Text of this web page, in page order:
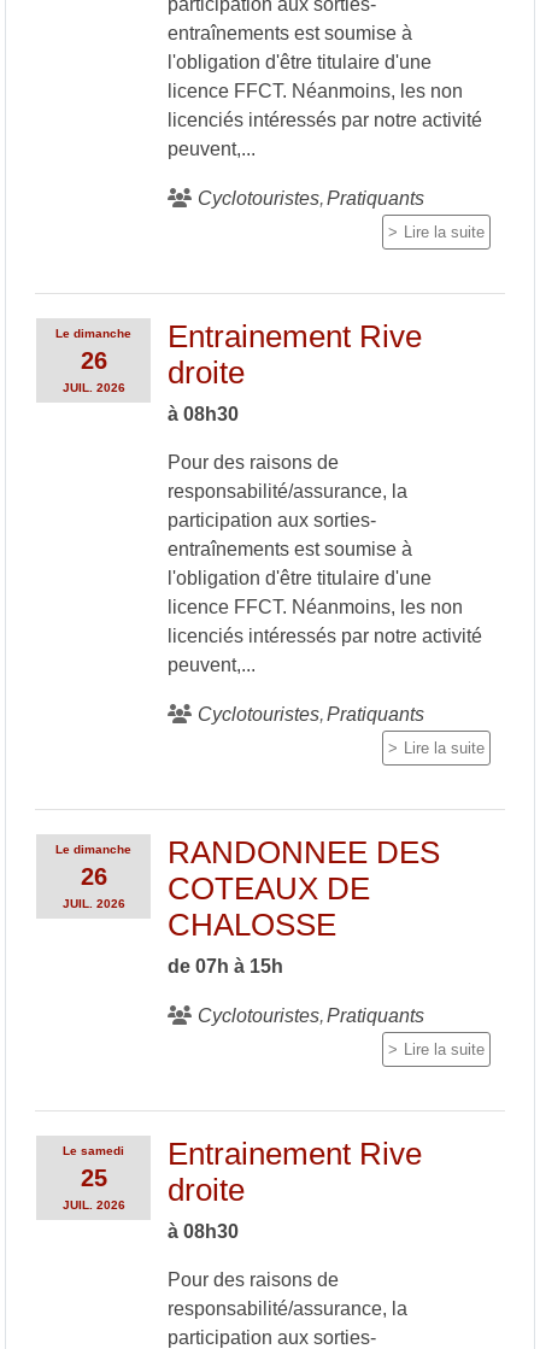
entraînements est soumise à
l'obligation d'être titulaire d'une
licence FFCT. Néanmoins, les non
licenciés intéressés par notre activité
peuvent,...
Cyclotouristes Pratiquants
Lire la suite
Ledimanche
26
JUIL. 2026
Entrainement Rive
droite
à 08h30
Pour des raisons de
responsabilité/assurance, la
participation aux sorties-
entraînements est soumise à
l'obligation d'être titulaire d'une
licence FFCT. Néanmoins, les non
licenciés intéressés par notre activité
peuvent,...
Cyclotouristes Pratiquants
Lire la suite
Ledimanche
26
JUIL. 2026
RANDONNEE DES
COTEAUX DE
CHALOSSE
de 07h à 15h
Cyclotouristes Pratiquants
Lire la suite
Lesamedi
25
JUIL. 2026
Entrainement Rive
droite
à 08h30
Pour des raisons de
responsabilité/assurance, la
participation aux sorties-